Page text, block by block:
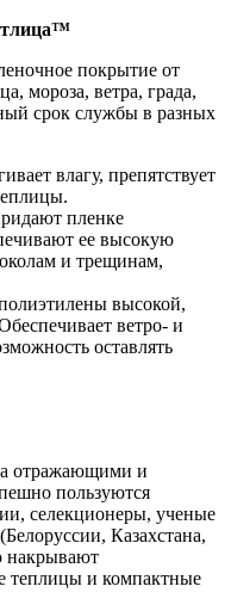
покрытие от
мороза, ветра, града,
срок службы в разных
влагу, препятствует
пленке
ее высокую
и трещинам,
высокой,
ветро- и
оставлять
отражающими и
пользуются
селекционеры, ученые
Казахстана,
накрывают
теплицы и компактные